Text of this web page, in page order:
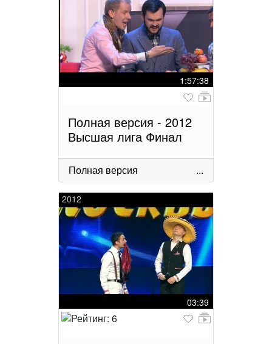
1:57:38
Полная версия - 2012
Высшая лига Финал
Полная версия ...
2012
03:39